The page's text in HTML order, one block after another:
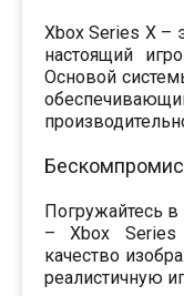
Xbox Series X –
настоящий
Основой
Погружайтесь
– Xbox Series
качество
реалистичную